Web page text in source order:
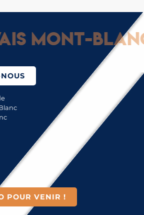
Mont-Blanc
POUR VENIR !